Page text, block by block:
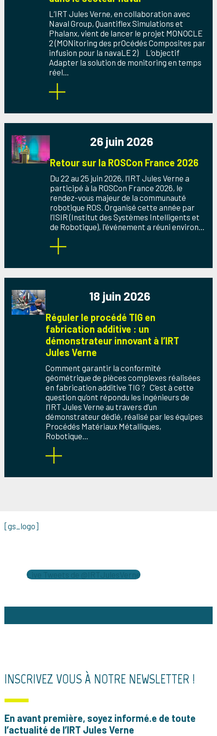
L’IRT Jules Verne, en collaboration avec
Naval Group, Quantiflex Simulations et
Phalanx, vient de lancer le projet MONOCLE
2 (MONitoring des prOcédés Composites par
infusion pour la navaLE 2) L’objectif
Adapter la solution de monitoring en temps
réel...
26 juin 2026
Retour sur la ROSCon France 2026
Du 22 au 25 juin 2026, l’IRT Jules Verne a
participé à la ROSCon France 2026, le
rendez-vous majeur de la communauté
robotique ROS. Organisé cette année par
l’ISIR (Institut des Systèmes Intelligents et
de Robotique), l'événement a réuni environ...
18 juin 2026
Réguler le procédé TIG en
fabrication additive : un
démonstrateur innovant à l’IRT
Jules Verne
Comment garantir la conformité
géométrique de pièces complexes réalisées
en fabrication additive TIG ? C’est à cette
question qu’ont répondu les ingénieurs de
l’IRT Jules Verne au travers d’un
démonstrateur dédié, réalisé par les équipes
Procédés Matériaux Métalliques,
Robotique...
[gs_logo]
Live Tweets de @IRTJulesVerne
INSCRIVEZ VOUS À NOTRE NEWSLETTER !
En avant première, soyez informé.e de toute
l’actualité de l’IRT Jules Verne